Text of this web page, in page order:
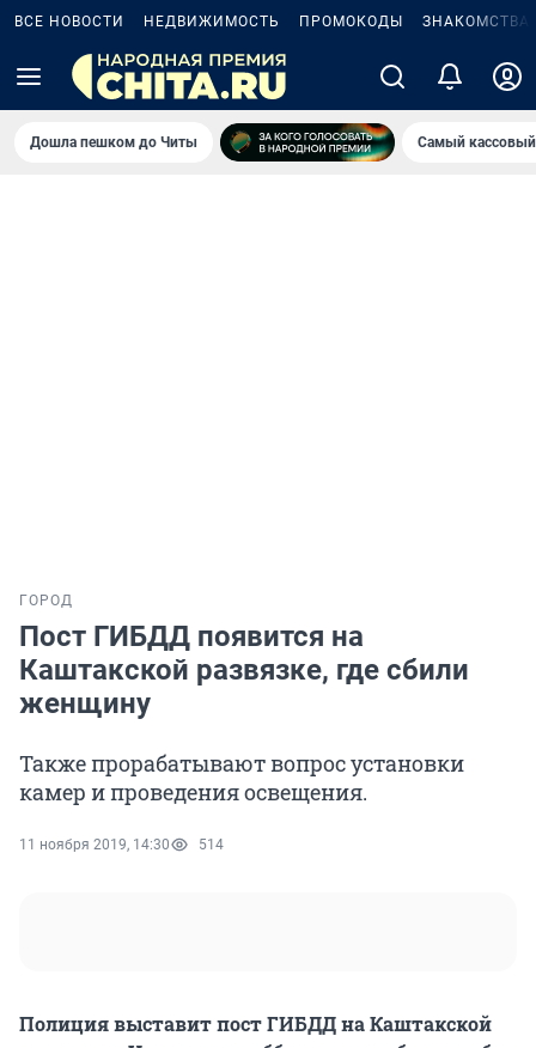
ВСЕ НОВОСТИ НЕДВИЖИМОСТЬ ПРОМОКОДЫ ЗНАКОМСТВА
Дошла пешком до Читы Самый
ГОРОД
Пост ГИБДД появится на
Каштакской развязке, где сбили
женщину
Также прорабатывают вопрос установки
камер и проведения освещения.
11 ноября 2019, 14:30 514
Полиция выставит пост ГИБДД на Каштакской